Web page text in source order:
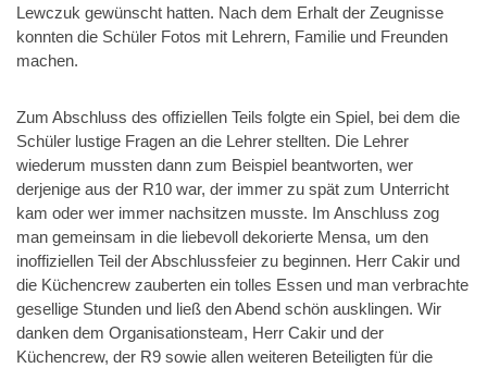
Lewczuk gewünscht hatten. Nach dem Erhalt der Zeugnisse
konnten die Schüler Fotos mit Lehrern, Familie und Freunden
machen.
Zum Abschluss des offiziellen Teils folgte ein Spiel, bei dem die
Schüler lustige Fragen an die Lehrer stellten. Die Lehrer
wiederum mussten dann zum Beispiel beantworten, wer
derjenige aus der R10 war, der immer zu spät zum Unterricht
kam oder wer immer nachsitzen musste. Im Anschluss zog
man gemeinsam in die liebevoll dekorierte Mensa, um den
inoffiziellen Teil der Abschlussfeier zu beginnen. Herr Cakir und
die Küchencrew zauberten ein tolles Essen und man verbrachte
gesellige Stunden und ließ den Abend schön ausklingen. Wir
danken dem Organisationsteam, Herr Cakir und der
Küchencrew, der R9 sowie allen weiteren Beteiligten für die